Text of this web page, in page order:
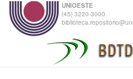
UNIOESTE
(45) 3220-3000